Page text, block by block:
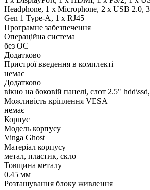
Нeadphone, 1 х Microphone, 2 x USB 2.0,
Gen 1 Type-A, 1 x RJ45
Програмне забезпечення
Операційна система
без ОС
Додатково
Пристрої введення в комплекті
немає
Додатково
вікно на боковій панелі, слот 2.5"
Можливість кріплення VESA
немає
Корпус
Модель корпусу
Vinga Ghost
Матеріал корпусу
метал, пластик, скло
Товщина металу
0.45 мм
Розташування блоку живлення